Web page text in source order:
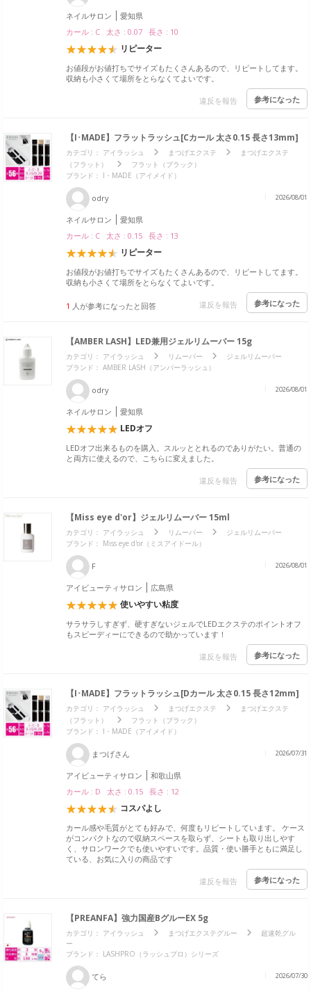
ネイルサロン
愛知県
カール : C 太さ : 0.07 長さ : 10
リピーター
お値段がお値打ちでサイズもたくさんあるので、リピートしてます。
収納も小さくて場所をとらなくてよいです。
違反を報告 参考になった
【I･MADE】フラットラッシュ[Cカール 太さ0.15 長さ13mm]
カテゴリ： アイラッシュ まつげエクステ
まつげエクステ
（フラット）
フラット（ブラック）
ブランド： I・MADE（アイメイド）
odry 2026/08/01
ネイルサロン
愛知県
カール : C 太さ : 0.15 長さ : 13
リピーター
お値段がお値打ちでサイズもたくさんあるので、リピートしてます。
収納も小さくて場所をとらなくてよいです。
1 人が参考になったと回答 違反を報告 参考になった
【AMBER LASH】LED兼用ジェルリムーバー 15g
カテゴリ： アイラッシュ リムーバー
ジェルリムーバー
ブランド： AMBER LASH（アンバーラッシュ）
odry 2026/08/01
ネイルサロン 愛知県
LEDオフ
LEDオフ出来るものを購入。スルッととれるのでありがたい。普通の
と両方に使えるので、こちらに変えました。
違反を報告 参考になった
【Miss eye d'or】ジェルリムーバー 15ml
カテゴリ： アイラッシュ リムーバー
ジェルリムーバー
ブランド： Miss eye d'or（ミスアイドール）
F 2026/08/01
アイビューティサロン 広島県
使いやすい粘度
サラサラしすぎず、硬すぎないジェルでLEDエクステのポイントオフ
もスピーディーにできるので助かっています！
違反を報告 参考になった
【I･MADE】フラットラッシュ[Dカール 太さ0.15 長さ12mm]
カテゴリ： アイラッシュ まつげエクステ
まつげエクステ
（フラット）
フラット（ブラック）
ブランド： I・MADE（アイメイド）
まつげさん 2026/07/31
アイビューティサロン
和歌山県
カール : D 太さ : 0.15 長さ : 12
コスパよし
カール感や毛質がとても好みで、何度もリピートしています。 ケース
がコンパクトなので収納スペースを取らず、シートも取り出しやす
く、サロンワークでも使いやすいです。品質・使い勝手ともに満足し
ている、お気に入りの商品です
違反を報告 参考になった
【PREANFA】強力国産BグルーEX 5g
カテゴリ： アイラッシュ まつげエクステグルー
超速乾グル
ー
ブランド： LASHPRO（ラッシュプロ）シリーズ
てら 2026/07/30